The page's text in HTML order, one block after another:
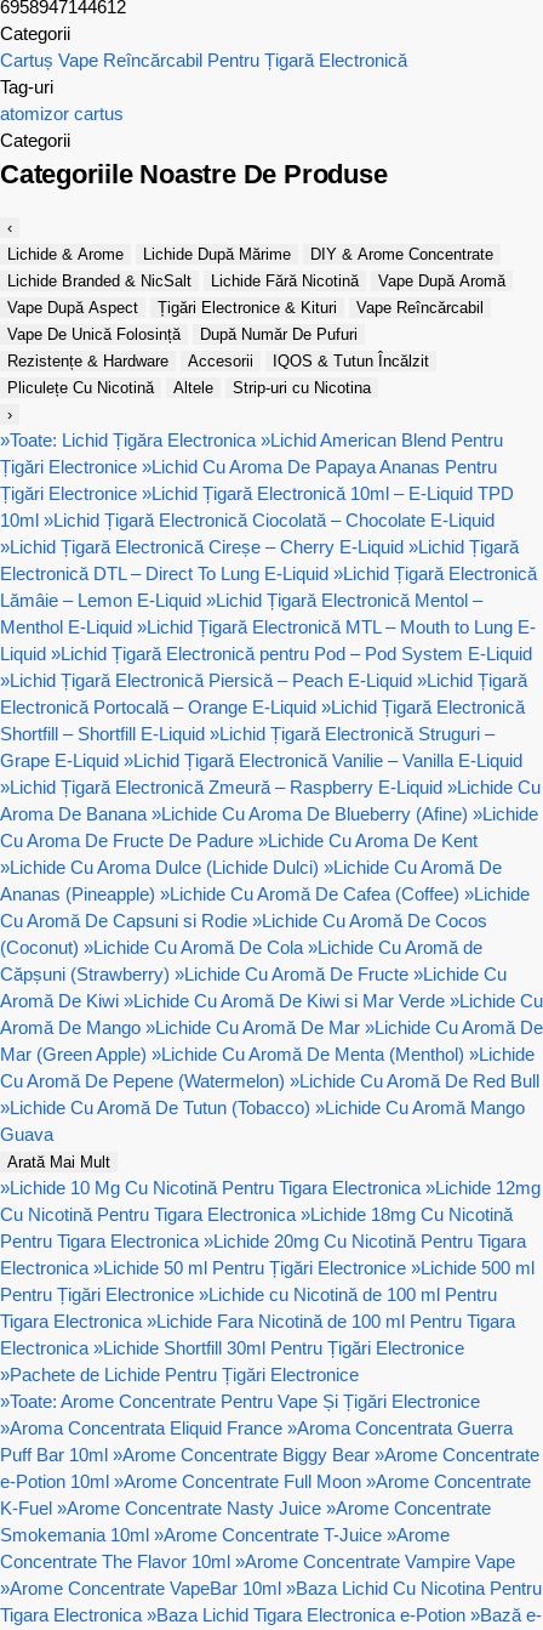
6958947144612
Categorii
Cartuș Vape Reîncărcabil Pentru Țigară Electronică
Tag-uri
atomizor cartus
Categorii
Categoriile Noastre De Produse
‹
Lichide & Arome
Lichide După Mărime
DIY & Arome Concentrate
Lichide Branded & NicSalt
Lichide Fără Nicotină
Vape După Aromă
Vape După Aspect
Țigări Electronice & Kituri
Vape Reîncărcabil
Vape De Unică Folosință
După Număr De Pufuri
Rezistențe & Hardware
Accesorii
IQOS & Tutun Încălzit
Pliculețe Cu Nicotină
Altele
Strip-uri cu Nicotina
›
»Toate: Lichid Țigăra Electronica »Lichid American Blend Pentru
Țigări Electronice »Lichid Cu Aroma De Papaya Ananas Pentru
Țigări Electronice »Lichid Țigară Electronică 10ml – E-Liquid TPD
10ml »Lichid Țigară Electronică Ciocolată – Chocolate E-Liquid
»Lichid Țigară Electronică Cireșe – Cherry E-Liquid »Lichid Țigară
Electronică DTL – Direct To Lung E-Liquid »Lichid Țigară Electronică
Lămâie – Lemon E-Liquid »Lichid Țigară Electronică Mentol –
Menthol E-Liquid »Lichid Țigară Electronică MTL – Mouth to Lung E-
Liquid »Lichid Țigară Electronică pentru Pod – Pod System E-Liquid
»Lichid Țigară Electronică Piersică – Peach E-Liquid »Lichid Țigară
Electronică Portocală – Orange E-Liquid »Lichid Țigară Electronică
Shortfill – Shortfill E-Liquid »Lichid Țigară Electronică Struguri –
Grape E-Liquid »Lichid Țigară Electronică Vanilie – Vanilla E-Liquid
»Lichid Țigară Electronică Zmeură – Raspberry E-Liquid »Lichide Cu
Aroma De Banana »Lichide Cu Aroma De Blueberry (Afine) »Lichide
Cu Aroma De Fructe De Padure »Lichide Cu Aroma De Kent
»Lichide Cu Aroma Dulce (Lichide Dulci) »Lichide Cu Aromă De
Ananas (Pineapple) »Lichide Cu Aromă De Cafea (Coffee) »Lichide
Cu Aromă De Capsuni si Rodie »Lichide Cu Aromă De Cocos
(Coconut) »Lichide Cu Aromă De Cola »Lichide Cu Aromă de
Căpșuni (Strawberry) »Lichide Cu Aromă De Fructe »Lichide Cu
Aromă De Kiwi »Lichide Cu Aromă De Kiwi si Mar Verde »Lichide Cu
Aromă De Mango »Lichide Cu Aromă De Mar »Lichide Cu Aromă De
Mar (Green Apple) »Lichide Cu Aromă De Menta (Menthol) »Lichide
Cu Aromă De Pepene (Watermelon) »Lichide Cu Aromă De Red Bull
»Lichide Cu Aromă De Tutun (Tobacco) »Lichide Cu Aromă Mango
Guava
Arată Mai Mult
»Lichide 10 Mg Cu Nicotină Pentru Tigara Electronica »Lichide 12mg
Cu Nicotină Pentru Tigara Electronica »Lichide 18mg Cu Nicotină
Pentru Tigara Electronica »Lichide 20mg Cu Nicotină Pentru Tigara
Electronica »Lichide 50 ml Pentru Țigări Electronice »Lichide 500 ml
Pentru Țigări Electronice »Lichide cu Nicotină de 100 ml Pentru
Tigara Electronica »Lichide Fara Nicotină de 100 ml Pentru Tigara
Electronica »Lichide Shortfill 30ml Pentru Țigări Electronice
»Pachete de Lichide Pentru Țigări Electronice
»Toate: Arome Concentrate Pentru Vape Și Țigări Electronice
»Aroma Concentrata Eliquid France »Aroma Concentrata Guerra
Puff Bar 10ml »Arome Concentrate Biggy Bear »Arome Concentrate
e-Potion 10ml »Arome Concentrate Full Moon »Arome Concentrate
K-Fuel »Arome Concentrate Nasty Juice »Arome Concentrate
Smokemania 10ml »Arome Concentrate T-Juice »Arome
Concentrate The Flavor 10ml »Arome Concentrate Vampire Vape
»Arome Concentrate VapeBar 10ml »Baza Lichid Cu Nicotina Pentru
Tigara Electronica »Baza Lichid Tigara Electronica e-Potion »Bază e-